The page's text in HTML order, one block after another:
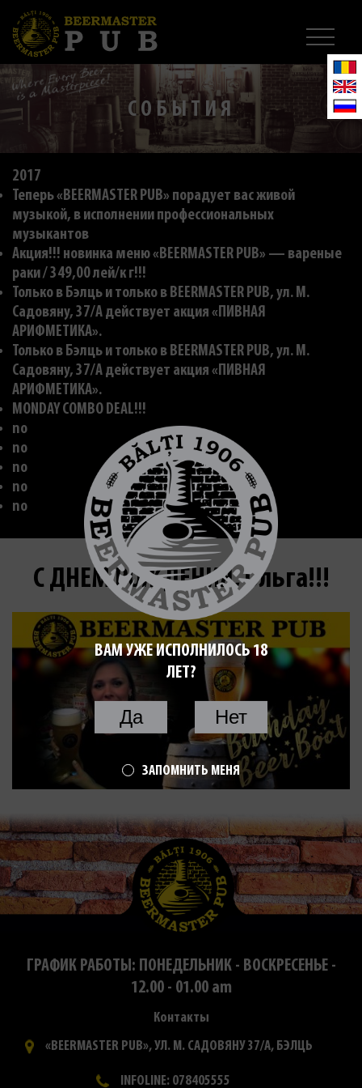
СОБЫТИЯ
2017
Теперь «BEERMASTER PUB» порадует вас живой
музыкой, в исполнении профессиональных
музыкантов
Акция!!! новинка меню «BEERMASTER PUB» — вареные
раки / 349,00 лей/к г!!!
Только в Бэлць и только в BEERMASTER PUB, ул. M.
Садовяну, 37/A действует акция «ПИВНАЯ
АРИФМЕТИКА».
Только в Бэлць и только в BEERMASTER PUB, ул. M.
Садовяну, 37/A действует акция «ПИВНАЯ
АРИФМЕТИКА».
MONDAY COMBO DEAL!!!
no
no
no
no
no
С ДНЕМ РОЖДЕНИЯ, Ольга!!!
ГРАФИК РАБОТЫ: ПОНЕДЕЛЬНИК - ВОСКРЕСЕНЬЕ -
12.00 - 01.00 am
Контакты
«BEERMASTER PUB», УЛ. М. САДОВЯНУ 37/А, БЭЛЦЬ
INFOLINE: 078405555
ВАМ УЖЕ ИСПОЛНИЛОСЬ 18
ЛЕТ?
Да Нет
ЗАПОМНИТЬ МЕНЯ